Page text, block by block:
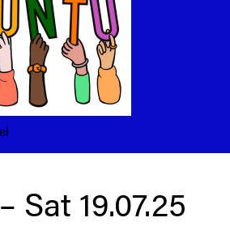
Sat 19.07.25